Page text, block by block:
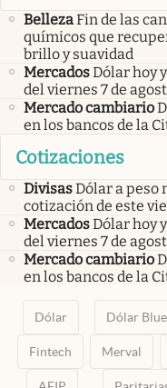
BellezaFin de las
químicos que
brillo y suavidad
MercadosDólar hoy
del viernes 7 de
Mercado cambiario
en los bancos de la
Cotizaciones
DivisasDólar a peso
cotización de este
MercadosDólar hoy
del viernes 7 de
Mercado cambiario
en los bancos de la
Dólar Dólar Blue
Fintech Merval